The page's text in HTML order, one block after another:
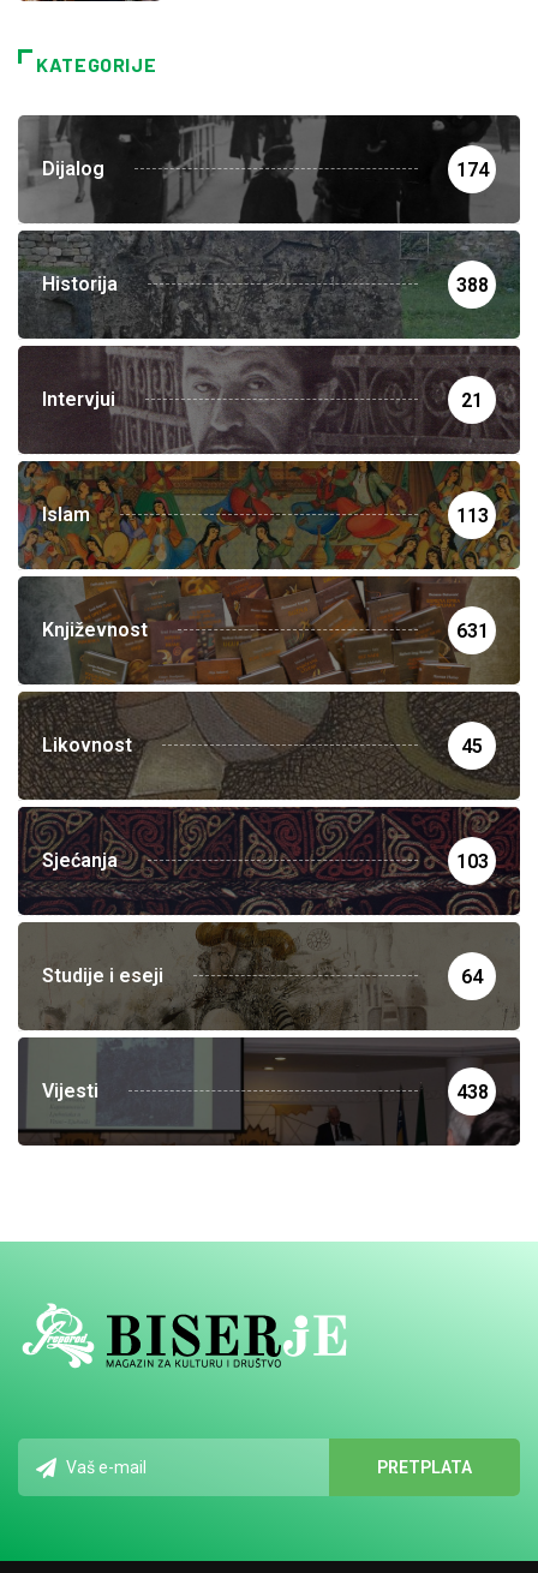
KATEGORIJE
Dijalog 174
Historija 388
Intervjui 21
Islam 113
Književnost 631
Likovnost 45
Sjećanja 103
Studije i eseji 64
Vijesti 438